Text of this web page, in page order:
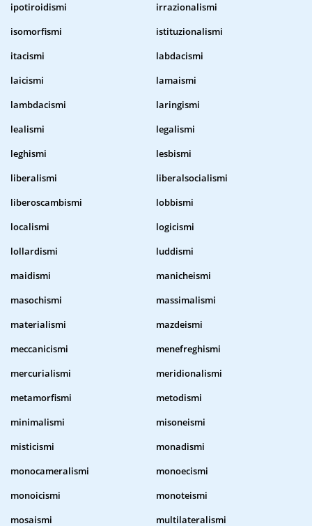
ipotiroidismi
irrazionalismi
isomorfismi
istituzionalismi
itacismi
labdacismi
laicismi
lamaismi
lambdacismi
laringismi
lealismi
legalismi
leghismi
lesbismi
liberalismi
liberalsocialismi
liberoscambismi
lobbismi
localismi
logicismi
lollardismi
luddismi
maidismi
manicheismi
masochismi
massimalismi
materialismi
mazdeismi
meccanicismi
menefreghismi
mercurialismi
meridionalismi
metamorfismi
metodismi
minimalismi
misoneismi
misticismi
monadismi
monocameralismi
monoecismi
monoicismi
monoteismi
mosaismi
multilateralismi